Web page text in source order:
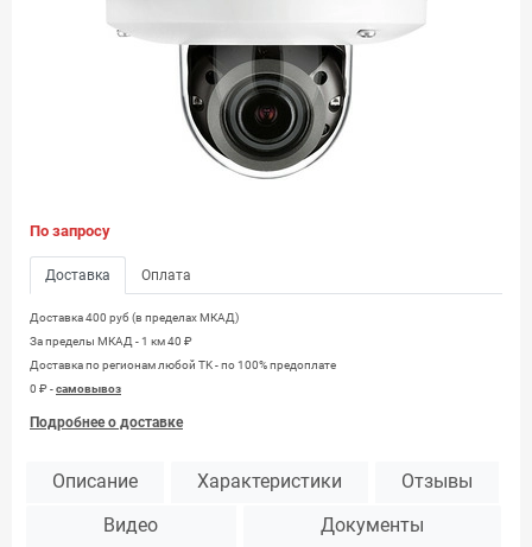
По запросу
Доставка Оплата
Доставка 400 руб (в пределах МКАД)
За пределы МКАД - 1 км 40 ₽
Доставка по регионам любой TK - по 100% предоплате
0 ₽ -самовывоз
Подробнее о доставке
Описание Характеристики Отзывы
Видео Документы